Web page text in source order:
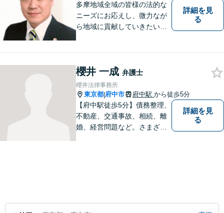
多摩地域全域の皆様の法的な
ニーズにお応えし、微力なが
ら地域に貢献していきたいと
詳細を見
る
櫻井 一成 弁護士
櫻井法律事務所
東京都|府中市 府中駅 から徒歩5分
【府中駅徒歩5分】債務整理、
不動産、交通事故、相続、離
婚、経営問題など。さまざま
詳細を見
る